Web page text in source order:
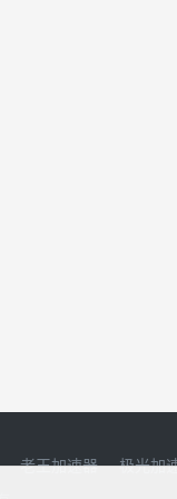
老王加速器 极光加